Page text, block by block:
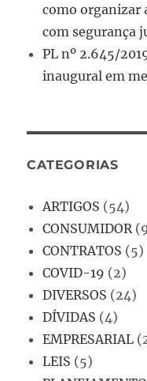
como organizar
com segurança
PL nº 2.645/
inaugural em
CATEGORIAS
ARTIGOS (54)
CONSUMIDOR
CONTRATOS (5)
COVID-19 (2)
DIVERSOS (24)
DÍVIDAS (4)
EMPRESARIAL
LEIS (5)